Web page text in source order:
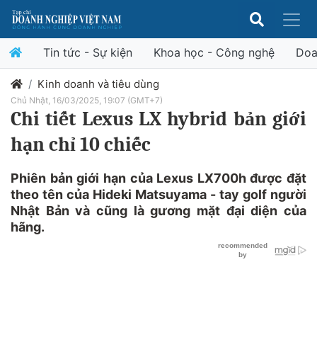
Tin tức - Sự kiện Khoa học - Công nghệ
Kinh doanh và tiêu dùng
Chủ Nhật, 16/03/2025, 19:07 (GMT+7)
Chi tiết Lexus LX hybrid bản giới
hạn chỉ 10 chiếc
Phiên bản giới hạn của Lexus LX700h được đặt
theo tên của Hideki Matsuyama - tay golf người
Nhật Bản và cũng là gương mặt đại diện của
hãng.